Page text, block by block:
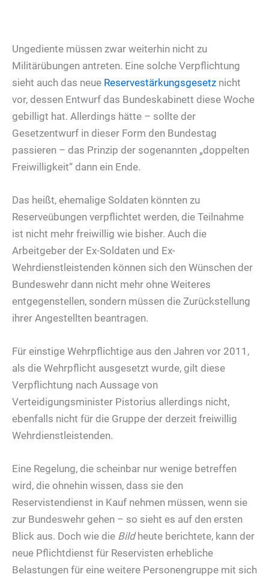
Ungediente müssen zwar weiterhin nicht zu
Militärübungen antreten. Eine solche Verpflichtung
sieht auch das neue Reservestärkungsgesetz nicht
vor, dessen Entwurf das Bundeskabinett diese Woche
gebilligt hat. Allerdings hätte – sollte der
Gesetzentwurf in dieser Form den Bundestag
passieren – das Prinzip der sogenannten „doppelten
Freiwilligkeit“ dann ein Ende.
Das heißt, ehemalige Soldaten könnten zu
Reserveübungen verpflichtet werden, die Teilnahme
ist nicht mehr freiwillig wie bisher. Auch die
Arbeitgeber der Ex-Soldaten und Ex-
Wehrdienstleistenden können sich den Wünschen der
Bundeswehr dann nicht mehr ohne Weiteres
entgegenstellen, sondern müssen die Zurückstellung
ihrer Angestellten beantragen.
Für einstige Wehrpflichtige aus den Jahren vor 2011,
als die Wehrpflicht ausgesetzt wurde, gilt diese
Verpflichtung nach Aussage von
Verteidigungsminister Pistorius allerdings nicht,
ebenfalls nicht für die Gruppe der derzeit freiwillig
Wehrdienstleistenden.
Eine Regelung, die scheinbar nur wenige betreffen
wird, die ohnehin wissen, dass sie den
Reservistendienst in Kauf nehmen müssen, wenn sie
zur Bundeswehr gehen – so sieht es auf den ersten
Blick aus. Doch wie die Bildheute berichtete, kann der
neue Pflichtdienst für Reservisten erhebliche
Belastungen für eine weitere Personengruppe mit sich